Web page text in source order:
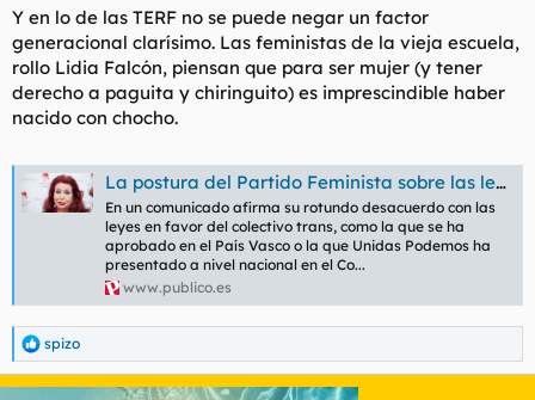
Y en lo de las TERF no se puede negar un factor
generacional clarísimo. Las feministas de la vieja escuela,
rollo Lidia Falcón, piensan que para ser mujer (y tener
derecho a paguita y chiringuito) es imprescindible haber
nacido con chocho.
La postura del Partido Feminista sobre las leyes trans desata un enconado debate
En un comunicado afirma su rotundo desacuerdo con las
leyes en favor del colectivo trans, como la que se ha
aprobado en el País Vasco o la que Unidas Podemos ha
presentado a nivel nacional en el Co...
www.publico.es
R
e
a
spizo